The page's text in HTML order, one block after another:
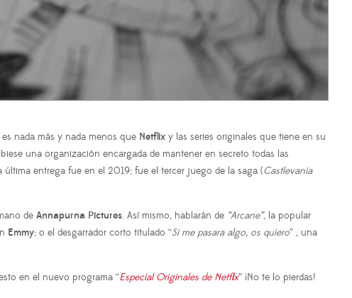
nada más y nada menos que Netflix y las series originales que tiene en su
una organización encargada de mantener en secreto todas las
entrega fue en el 2019; fue el tercer juego de la saga (Castlevania
de Annapurna Pictures. Así mismo, hablarán de “Arcane”, la popular
Emmy; o el desgarrador corto titulado “Si me pasara algo, os quiero” , una
en el nuevo programa “Especial Originales de Netflix” ¡No te lo pierdas!